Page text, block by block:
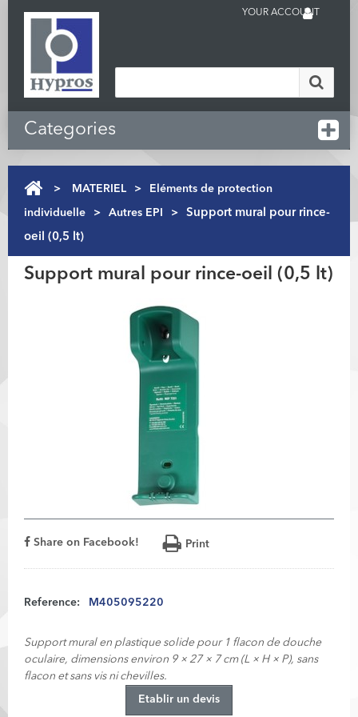
YOUR ACCOUNT
Categories
> MATERIEL > Eléments de protection
individuelle > Autres EPI >
Support mural pour rince-
oeil (0,5 lt)
Support mural pour rince-oeil (0,5 lt)
Share on Facebook! Print
Reference: M405095220
Support mural en plastique solide pour 1 flacon de douche
oculaire, dimensions environ 9 × 27 × 7 cm (L × H × P), sans
flacon et sans vis ni chevilles.
Etablir un devis